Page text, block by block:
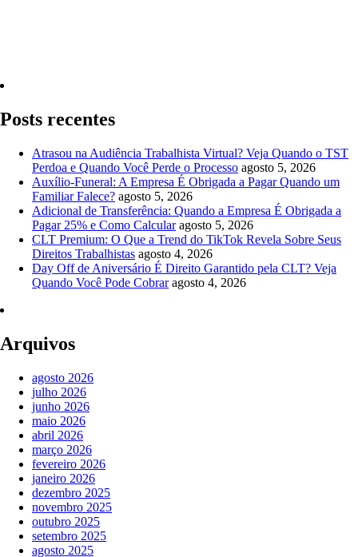
Posts recentes
Atrasou na Audiência Trabalhista Virtual? Veja Quando o TST
Perdoa e Quando Você Perde o Processo agosto 5, 2026
Auxílio-Funeral: A Empresa É Obrigada a Pagar Quando um
Familiar Falece? agosto 5, 2026
Adicional de Transferência: Quando a Empresa É Obrigada a
Pagar 25% e Como Calcular agosto 5, 2026
CLT Premium: O Que a Trend do TikTok Revela Sobre Seus
Direitos Trabalhistas agosto 4, 2026
Day Off de Aniversário É Direito Garantido pela CLT? Veja
Quando Você Pode Cobrar agosto 4, 2026
Arquivos
agosto 2026
julho 2026
junho 2026
maio 2026
abril 2026
março 2026
fevereiro 2026
janeiro 2026
dezembro 2025
novembro 2025
outubro 2025
setembro 2025
agosto 2025